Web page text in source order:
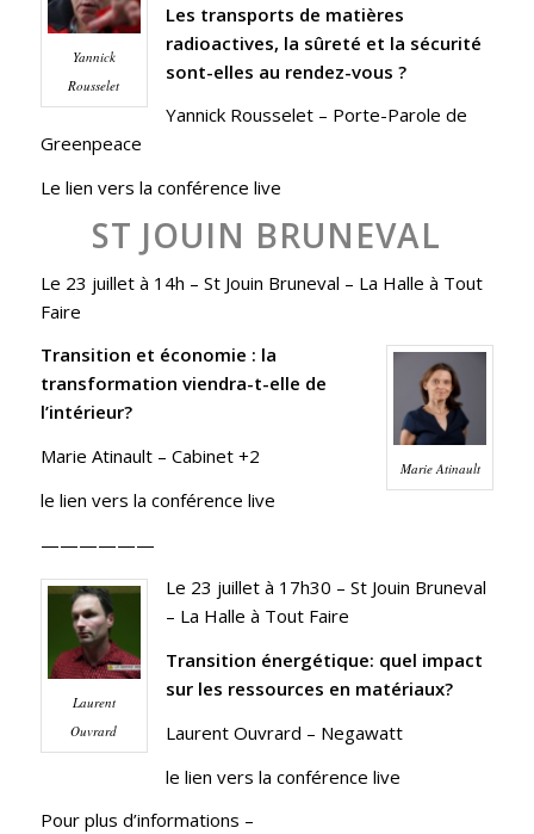
Yannick
Rousselet
Les transports de matières
radioactives, la sûreté et la sécurité
sont-elles au rendez-vous ?
Yannick Rousselet – Porte-Parole de
Greenpeace
Le lien vers la conférence live
ST JOUIN BRUNEVAL
Le 23 juillet à 14h – St Jouin Bruneval – La Halle à Tout
Faire
Marie Atinault
Transition et économie : la
transformation viendra-t-elle de
l’intérieur?
Marie Atinault – Cabinet +2
le lien vers la conférence live
——————
Laurent
Ouvrard
Le 23 juillet à 17h30 – St Jouin Bruneval
– La Halle à Tout Faire
Transition énergétique: quel impact
sur les ressources en matériaux?
Laurent Ouvrard – Negawatt
le lien vers la conférence live
Pour plus d’informations –